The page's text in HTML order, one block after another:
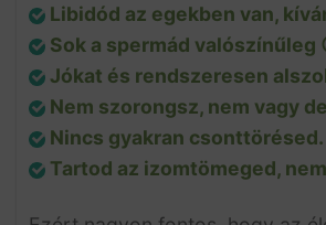
Libidód az egekben van,
Sok a spermád valószínűleg
Jókat és rendszeresen
Nem szorongsz, nem vagy
Nincs gyakran csonttörésed.
Tartod az izomtömeged,